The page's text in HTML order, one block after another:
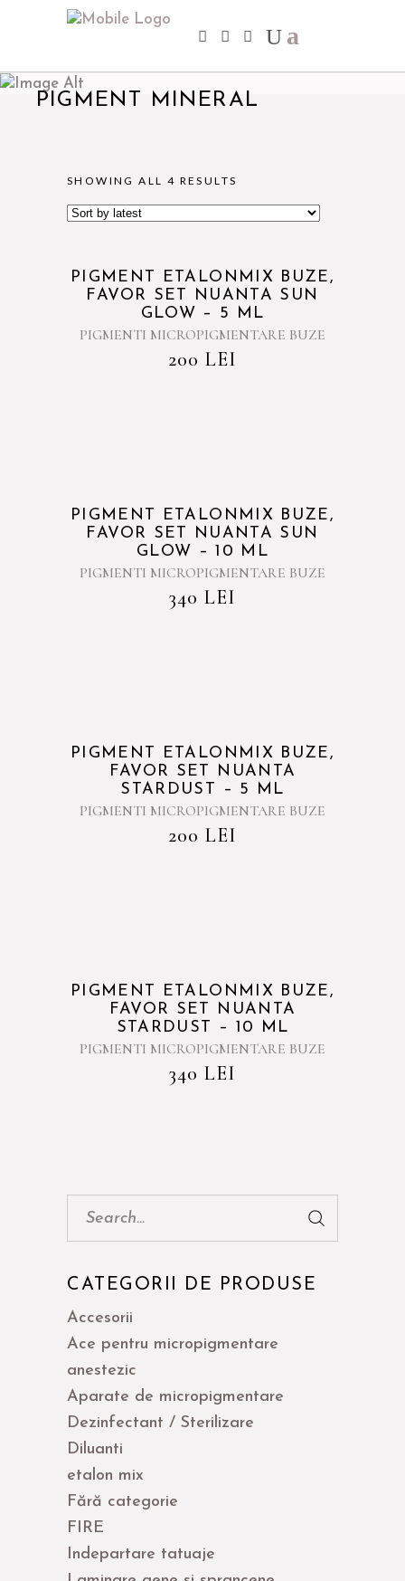
PIGMENT MINERAL
SHOWING ALL 4 RESULTS
PIGMENT ETALONMIX BUZE,
FAVOR SET NUANTA SUN
GLOW – 5 ML
PIGMENTI MICROPIGMENTARE BUZE
200 LEI
PIGMENT ETALONMIX BUZE,
FAVOR SET NUANTA SUN
GLOW – 10 ML
PIGMENTI MICROPIGMENTARE BUZE
340 LEI
PIGMENT ETALONMIX BUZE,
FAVOR SET NUANTA
STARDUST – 5 ML
PIGMENTI MICROPIGMENTARE BUZE
200 LEI
PIGMENT ETALONMIX BUZE,
FAVOR SET NUANTA
STARDUST – 10 ML
PIGMENTI MICROPIGMENTARE BUZE
340 LEI
CATEGORII DE PRODUSE
Accesorii
Ace pentru micropigmentare
anestezic
Aparate de micropigmentare
Dezinfectant / Sterilizare
Diluanti
etalon mix
Fără categorie
FIRE
Indepartare tatuaje